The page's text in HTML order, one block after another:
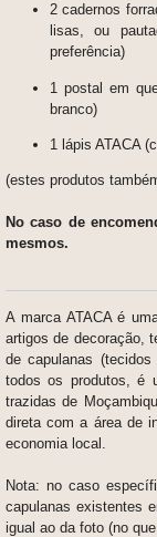
2 cadernos
lisas, ou
preferência)
1 postal em
branco)
1 lápis ATACA
(estes produtos
No caso de
mesmos.
A marca ATACA é
artigos de decoração,
de capulanas
todos os produtos, é
trazidas de
direta com a área de
economia local.
Nota: no caso
capulanas existentes
igual ao da foto (no